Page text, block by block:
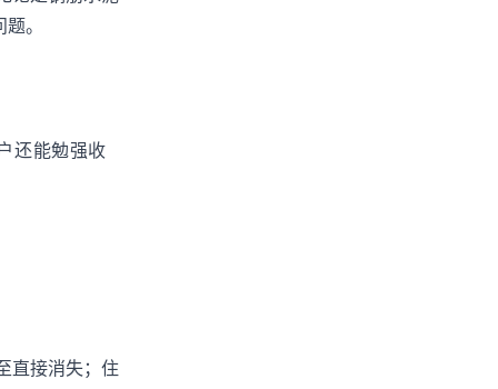
。
还能勉强收
直接消失；住